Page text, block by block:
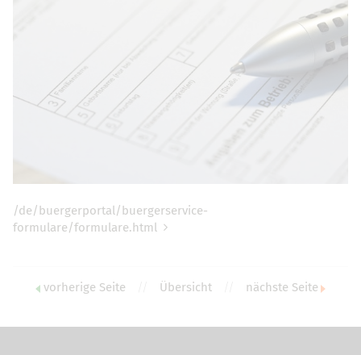
/de/buergerportal/buergerservice-
formulare/formulare.html
vorherige Seite Übersicht nächste Seite